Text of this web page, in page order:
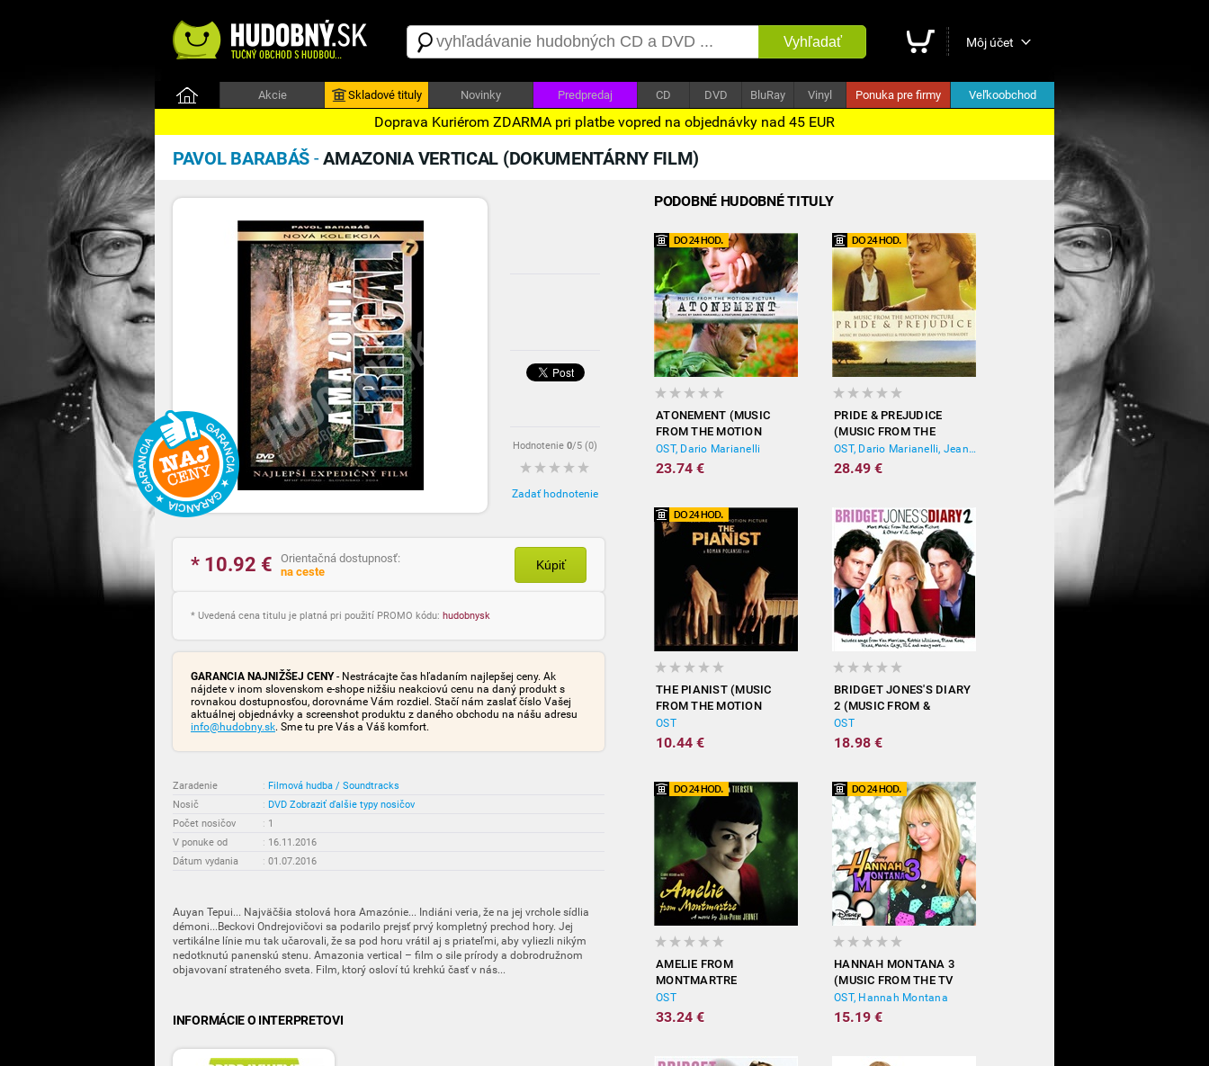
Vyhľadať Môj účet
Akcie Skladové tituly Novinky Predpredaj CD DVD BluRay Vinyl Ponuka pre firmy Veľkoobchod
Doprava Kuriérom ZDARMA pri platbe vopred na objednávky nad 45 EUR
PAVOL BARABÁŠ -AMAZONIA VERTICAL (DOKUMENTÁRNY FILM)
Hodnotenie 0/5 (0)
Zadať hodnotenie
* 10.92 €
Orientačná dostupnosť:
na ceste
Kúpiť
* Uvedená cena titulu je platná pri použití PROMO kódu: hudobnysk
GARANCIA NAJNIŽŠEJ CENY- Nestrácajte čas hľadaním najlepšej ceny. Ak
nájdete v inom slovenskom e-shope nižšiu neakciovú cenu na daný produkt s
rovnakou dostupnosťou, dorovnáme Vám rozdiel. Stačí nám zaslať číslo Vašej
aktuálnej objednávky a screenshot produktu z daného obchodu na nášu adresu
info@hudobny.sk. Sme tu pre Vás a Váš komfort.
Zaradenie : Filmová hudba / Soundtracks
Nosič
: DVD Zobraziť ďalšie typy nosičov
Počet nosičov
: 1
V ponuke od
: 16.11.2016
Dátum vydania
: 01.07.2016
Auyan Tepui... Najväčšia stolová hora Amazónie... Indiáni veria, že na jej vrchole sídlia
démoni...Beckovi Ondrejovičovi sa podarilo prejsť prvý kompletný prechod hory. Jej
vertikálne línie mu tak učarovali, že sa pod horu vrátil aj s priateľmi, aby vyliezli nikým
nedotknutú panenskú stenu. Amazonia vertical – film o sile prírody a dobrodružnom
objavovaní strateného sveta. Film, ktorý osloví tú krehkú časť v nás...
INFORMÁCIE O INTERPRETOVI
PODOBNÉ HUDOBNÉ TITULY
ATONEMENT (MUSIC
FROM THE MOTION
PICTURE)
OST, Dario Marianelli
23.74 €
PRIDE & PREJUDICE
(MUSIC FROM THE
MOTION PICTURE)
OST, Dario Marianelli, Jean-Yves Thibaudet
28.49 €
THE PIANIST (MUSIC
FROM THE MOTION
PICTURE)
OST
10.44 €
BRIDGET JONES'S DIARY
2 (MUSIC FROM &
INSPIRED BY THE
MOTION PICTURE)
OST
18.98 €
AMELIE FROM
MONTMARTRE
(ORIGINAL
SOUNDTRACK)
OST
33.24 €
HANNAH MONTANA 3
(MUSIC FROM THE TV
SHOW)
OST, Hannah Montana
15.19 €